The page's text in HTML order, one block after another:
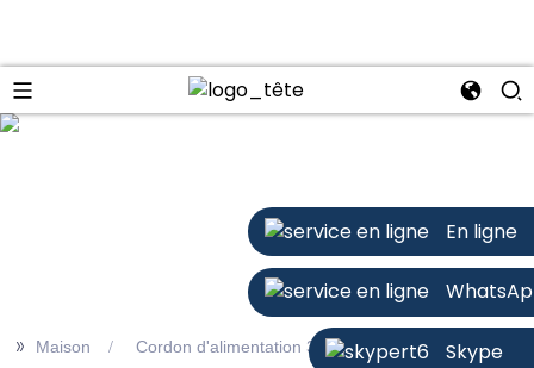
En ligne
Skype
>> Maison Cordon d'alimentation 300 V personnalisé